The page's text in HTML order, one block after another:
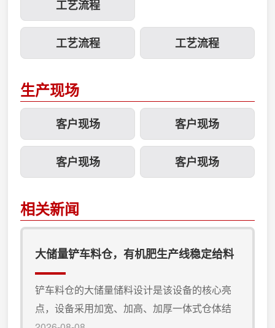
能特点：1、生产的颗
粒为球状。2、有机物
含量高，实现纯有机物
造粒。3、利用有机物
相镶嵌长大的特点，造
粒时不需要加粘结剂。
4、颗粒坚实，造...
重、坚固的底座设计,不
需地脚螺栓固定,运转平
稳.造粒机主齿轮采用高
玻璃...
工艺流程
工艺流程 工艺流程
生产现场
客户现场 客户现场
客户现场 客户现场
相关新闻
大储量铲车料仓，有机肥生产线稳定给料
设备
铲车料仓的大储量储料设计是该设备的核心亮
点，设备采用加宽、加高、加厚一体式仓体结